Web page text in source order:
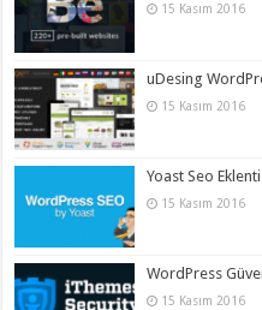
15 Kasım 2016
uDesing
15 Kasım 2016
Yoast Seo
15 Kasım 2016
WordPress
15 Kasım 2016